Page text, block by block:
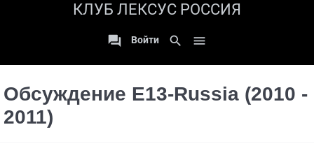
КЛУБ ЛЕКСУС РОССИЯ
 Войти search 
Обсуждение E13-Russia (2010 -
2011)